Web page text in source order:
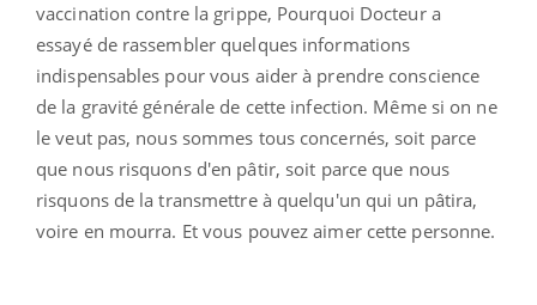
vaccination contre la grippe, Pourquoi Docteur a
essayé de rassembler quelques informations
indispensables pour vous aider à prendre conscience
de la gravité générale de cette infection. Même si on ne
le veut pas, nous sommes tous concernés, soit parce
que nous risquons d'en pâtir, soit parce que nous
risquons de la transmettre à quelqu'un qui un pâtira,
voire en mourra. Et vous pouvez aimer cette personne.